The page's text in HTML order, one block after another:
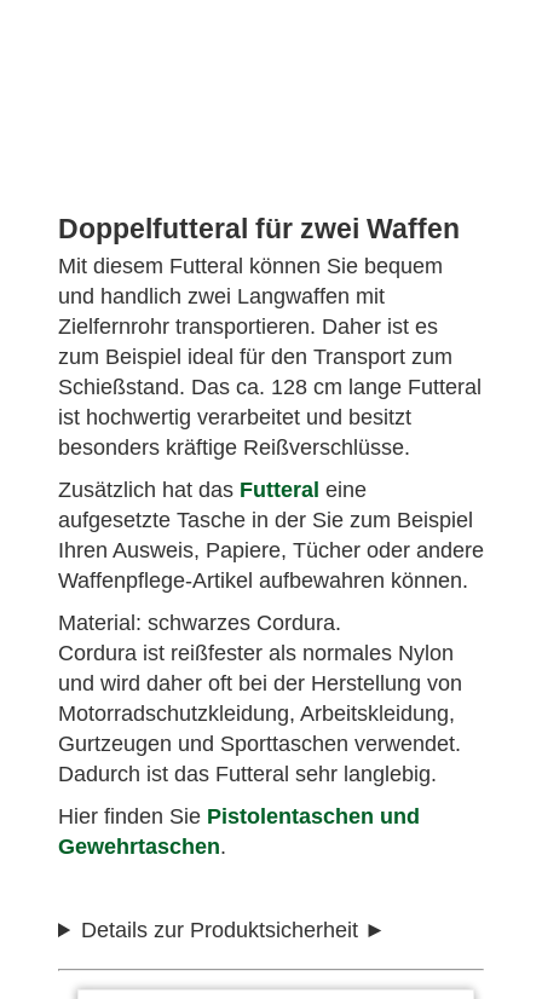
Doppelfutteral für zwei Waffen
Mit diesem Futteral können Sie bequem
und handlich zwei Langwaffen mit
Zielfernrohr transportieren. Daher ist es
zum Beispiel ideal für den Transport zum
Schießstand. Das ca. 128 cm lange Futteral
ist hochwertig verarbeitet und besitzt
besonders kräftige Reißverschlüsse.
Zusätzlich hat das Futteral eine
aufgesetzte Tasche in der Sie zum Beispiel
Ihren Ausweis, Papiere, Tücher oder andere
Waffenpflege-Artikel aufbewahren können.
Material: schwarzes Cordura.
Cordura ist reißfester als normales Nylon
und wird daher oft bei der Herstellung von
Motorradschutzkleidung, Arbeitskleidung,
Gurtzeugen und Sporttaschen verwendet.
Dadurch ist das Futteral sehr langlebig.
Hier finden Sie Pistolentaschen und
Gewehrtaschen.
Details zur Produktsicherheit